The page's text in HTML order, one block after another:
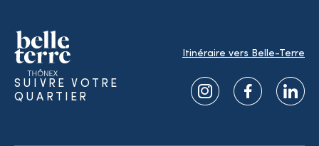
Itinéraire vers Belle-Terre
SUIVRE VOTRE
QUARTIER